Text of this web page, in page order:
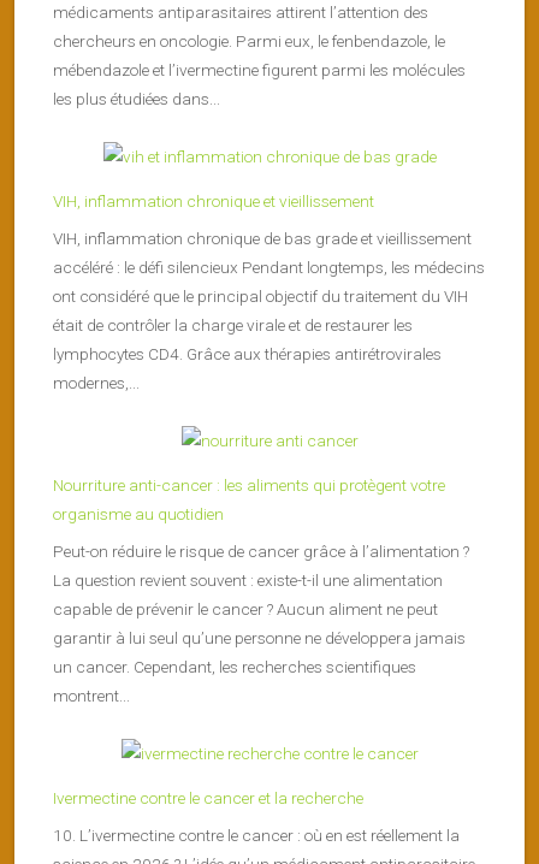
médicaments antiparasitaires attirent l’attention des
chercheurs en oncologie. Parmi eux, le fenbendazole, le
mébendazole et l’ivermectine figurent parmi les molécules
les plus étudiées dans...
VIH, inflammation chronique et vieillissement
VIH, inflammation chronique de bas grade et vieillissement
accéléré : le défi silencieux Pendant longtemps, les médecins
ont considéré que le principal objectif du traitement du VIH
était de contrôler la charge virale et de restaurer les
lymphocytes CD4. Grâce aux thérapies antirétrovirales
modernes,...
Nourriture anti-cancer : les aliments qui protègent votre
organisme au quotidien
Peut-on réduire le risque de cancer grâce à l’alimentation ?
La question revient souvent : existe-t-il une alimentation
capable de prévenir le cancer ? Aucun aliment ne peut
garantir à lui seul qu’une personne ne développera jamais
un cancer. Cependant, les recherches scientifiques
montrent...
Ivermectine contre le cancer et la recherche
10. L’ivermectine contre le cancer : où en est réellement la